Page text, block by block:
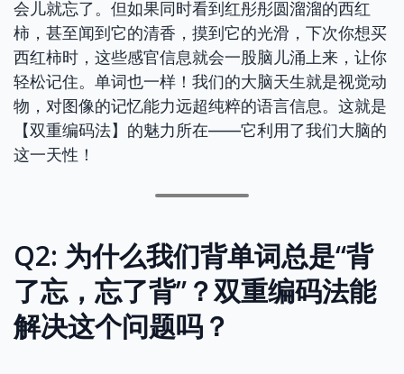
会儿就忘了。但如果同时看到红彤彤圆溜溜的西红
柿，甚至闻到它的清香，摸到它的光滑，下次你想买
西红柿时，这些感官信息就会一股脑儿涌上来，让你
轻松记住。单词也一样！我们的大脑天生就是视觉动
物，对图像的记忆能力远超纯粹的语言信息。这就是
【双重编码法】的魅力所在——它利用了我们大脑的
这一天性！
Q2: 为什么我们背单词总是“背
了忘，忘了背”？双重编码法能
解决这个问题吗？